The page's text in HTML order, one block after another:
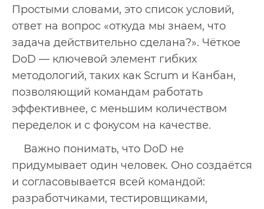
Простыми словами, это список условий,
ответ на вопрос «откуда мы знаем, что
задача действительно сделана?». Чёткое
DoD — ключевой элемент гибких
методологий, таких как Scrum и Канбан,
позволяющий командам работать
эффективнее, с меньшим количеством
переделок и с фокусом на качестве.
Важно понимать, что DoD не
придумывает один человек. Оно создаётся
и согласовывается всей командой:
разработчиками, тестировщиками,